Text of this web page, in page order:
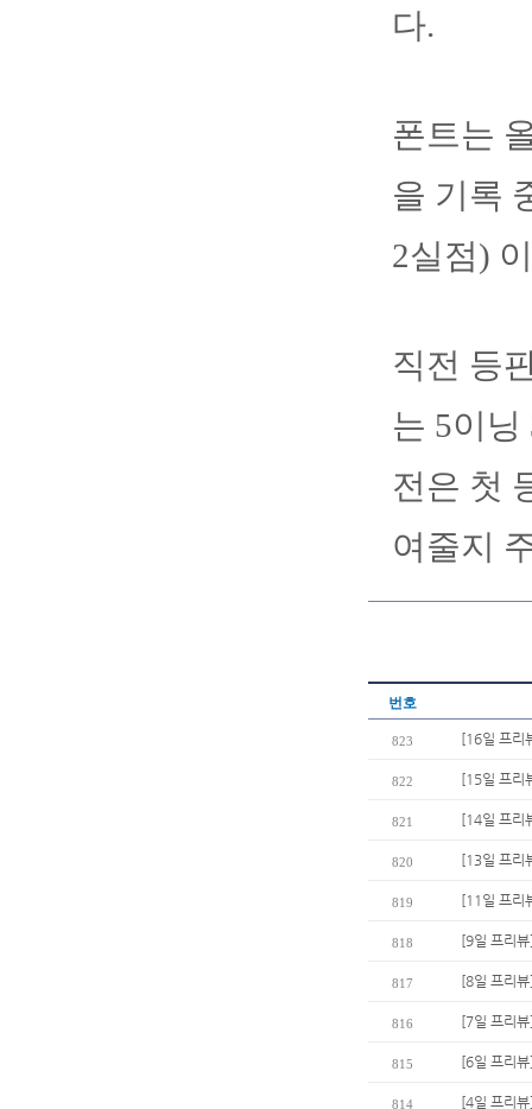
다.
폰트는
을 기록
2실점)
직전 등
는 5이닝
전은 첫
여줄지
번호
823 [16일 프리
822 [15일 프리
821 [14일 프리
820 [13일 프리
819 [11일 프리
818 [9일 프리
817 [8일 프리
816 [7일 프리
815 [6일 프리
814 [4일 프리